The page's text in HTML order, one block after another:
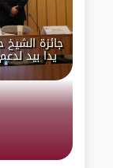
جائزة
يدا بيد